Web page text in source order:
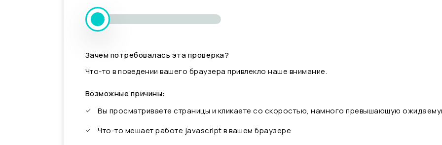
Зачем потребовалась эта проверка?
Что-то в поведении вашего браузера привлекло наше внимание.
Возможные причины:
Вы просматриваете страницы и кликаете со скоростью, намного превышающую
Что-то мешает работе javascript в вашем браузере